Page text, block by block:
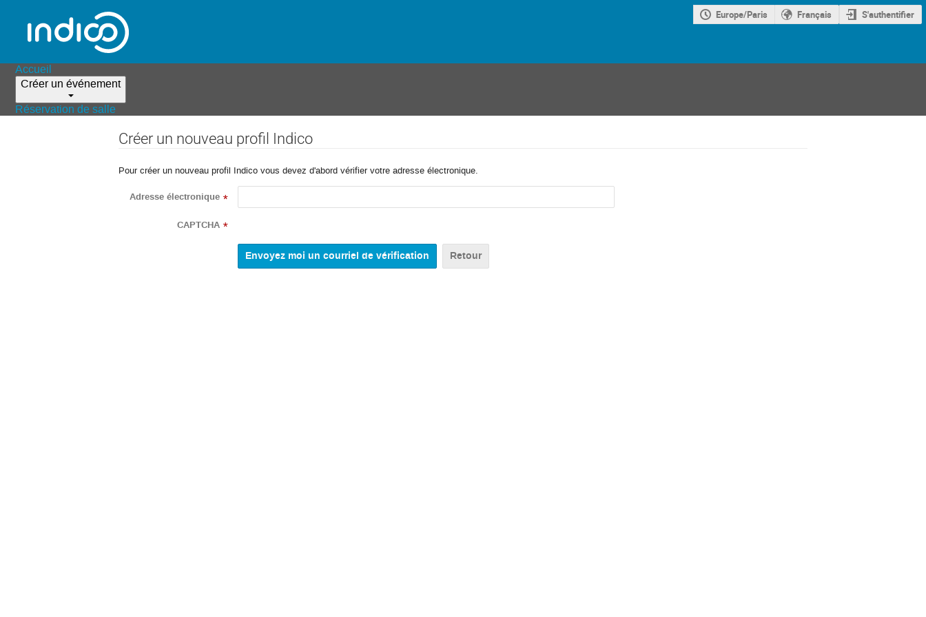
Europe/Paris Français S'authentifier
Accueil
Créer un événement
Réservation de salle
Créer un nouveau profil Indico
Pour créer un nouveau profil Indico vous devez d'abord vérifier votre adresse électronique.
Adresse électronique *
CAPTCHA *
Retour